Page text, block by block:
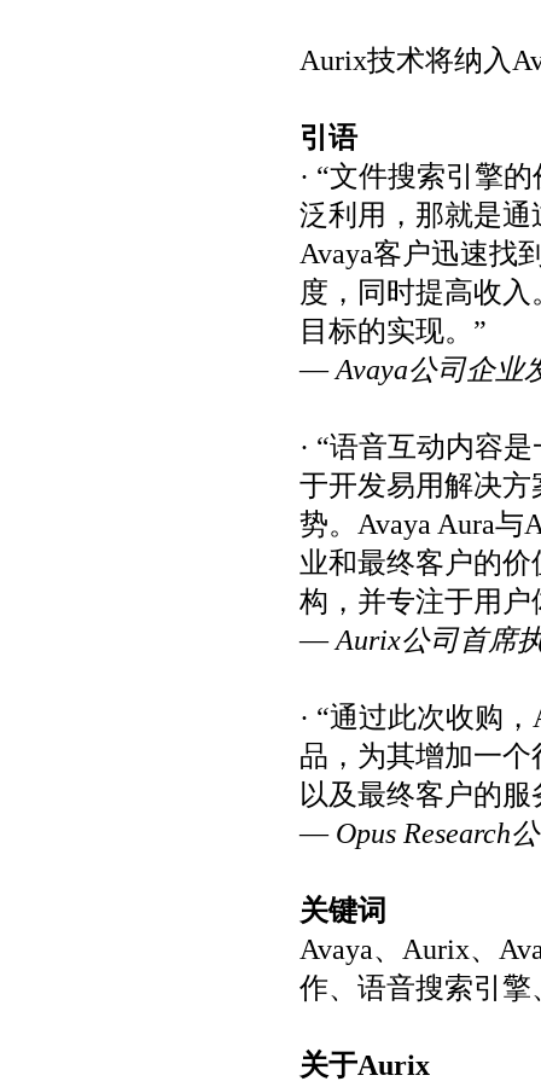
Aurix技术将纳入
引语
· “文件搜索引擎
泛利用，那就是
Avaya客户迅速找
度，同时提高收
目标的实现。”
—Avaya公司企业
· “语音互动内容
于开发易用解决
势。Avaya Aura
业和最终客户的
构，并专注于用
—Aurix公司首席
· “通过此次收购
品，为其增加一
以及最终客户的服
— Opus Research
关键词
Avaya、Aurix、
作、语音搜索引
关于Aurix